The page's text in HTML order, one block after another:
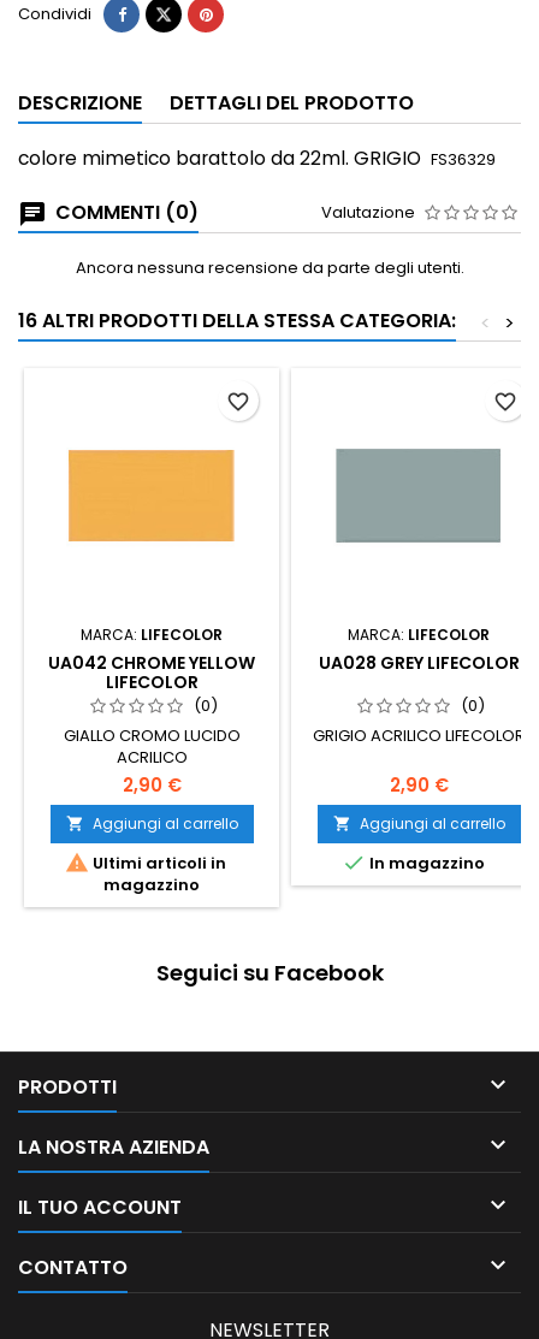
Condividi
DESCRIZIONE DETTAGLI DEL PRODOTTO
colore mimetico barattolo da 22ml. GRIGIO FS36329
COMMENTI (0) Valutazione
Ancora nessuna recensione da parte degli utenti.
16 ALTRI PRODOTTI DELLA STESSA CATEGORIA: >
<
MARCA: LIFECOLOR
UA042 CHROME YELLOW
LIFECOLOR
(0)
GIALLO CROMO LUCIDO
ACRILICO
2,90 €
 Aggiungi al carrello
 Ultimi articoli in
magazzino
favorite_border
MARCA: LIFECOLOR
UA028 GREY LIFECOLOR
(0)
GRIGIO ACRILICO LIFECOLOR
2,90 €
 Aggiungi al carrello
 In magazzino
favorite_border
Seguici su Facebook
PRODOTTI 
LA NOSTRA AZIENDA 
IL TUO ACCOUNT 
CONTATTO 
NEWSLETTER